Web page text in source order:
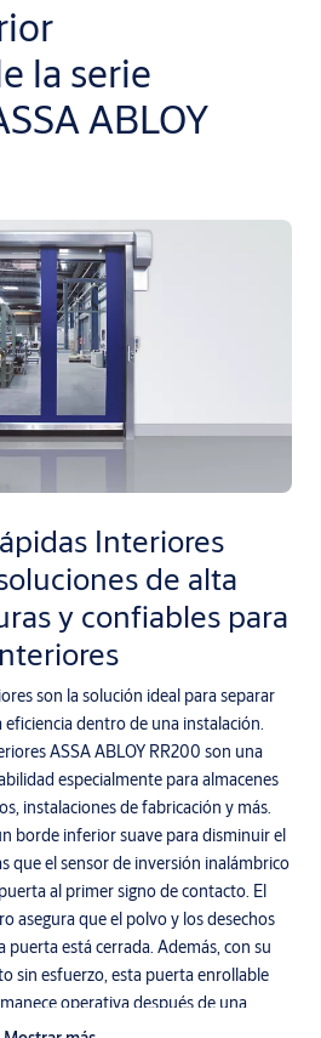
la serie
ABLOY
Interiores
de alta
y confiables para
son la solución ideal para separar
dentro de una instalación.
ASSA ABLOY RR200 son una
especialmente para almacenes
instalaciones de fabricación y más.
borde inferior suave para disminuir el
que el sensor de inversión inalámbrico
al primer signo de contacto. El
asegura que el polvo y los desechos
está cerrada. Además, con su
sin esfuerzo, esta puerta enrollable
operativa después de una